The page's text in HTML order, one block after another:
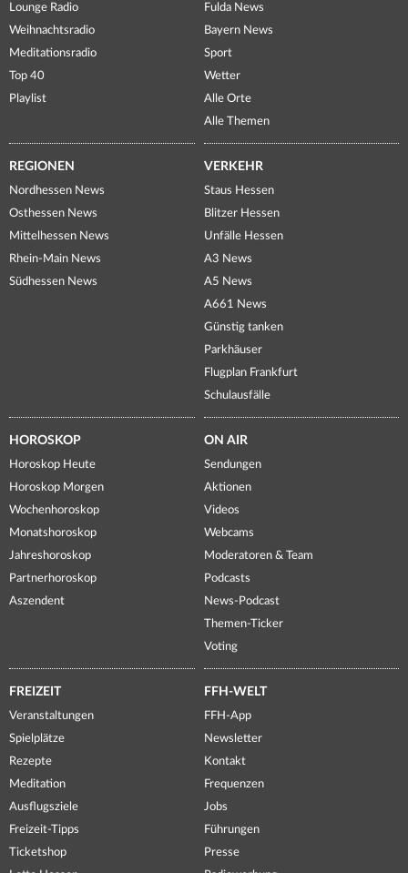
Lounge Radio
Weihnachtsradio
Meditationsradio
Top 40
Playlist
Fulda News
Bayern News
Sport
Wetter
Alle Orte
Alle Themen
REGIONEN
Nordhessen News
Osthessen News
Mittelhessen News
Rhein-Main News
Südhessen News
VERKEHR
Staus Hessen
Blitzer Hessen
Unfälle Hessen
A3 News
A5 News
A661 News
Günstig tanken
Parkhäuser
Flugplan Frankfurt
Schulausfälle
HOROSKOP
Horoskop Heute
Horoskop Morgen
Wochenhoroskop
Monatshoroskop
Jahreshoroskop
Partnerhoroskop
Aszendent
ON AIR
Sendungen
Aktionen
Videos
Webcams
Moderatoren & Team
Podcasts
News-Podcast
Themen-Ticker
Voting
FREIZEIT
Veranstaltungen
Spielplätze
Rezepte
Meditation
Ausflugsziele
Freizeit-Tipps
Ticketshop
FFH-WELT
FFH-App
Newsletter
Kontakt
Frequenzen
Jobs
Führungen
Presse